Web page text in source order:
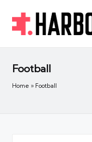
Football
Home » Football